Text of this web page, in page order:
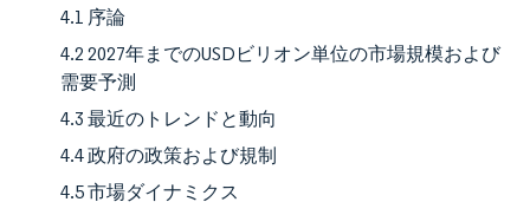
4.1 序論
4.2 2027年までのUSDビリオン単位の市場規模および
需要予測
4.3 最近のトレンドと動向
4.4 政府の政策および規制
4.5 市場ダイナミクス